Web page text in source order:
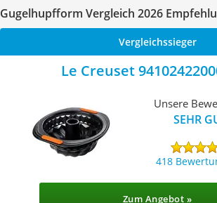
Gugelhupfform Vergleich 2026
Vergleichssieger
Le Creuset
Unsere
SEHR
418
Zum Angebot »